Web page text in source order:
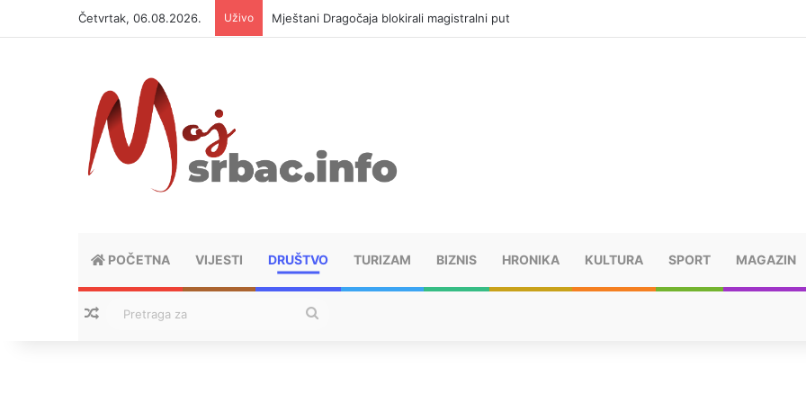
Četvrtak, 06.08.2026. Uživo Mještani Dragočaja blokirali magistralni put
POČETNA VIJESTI DRUŠTVO TURIZAM BIZNIS HRONIKA KULTURA SPORT MAGAZIN
Nasumični tekstovi